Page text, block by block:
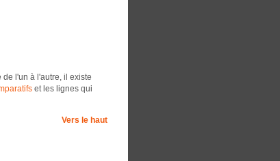
l'un à l'autre, il existe
et les lignes qui
Vers le haut